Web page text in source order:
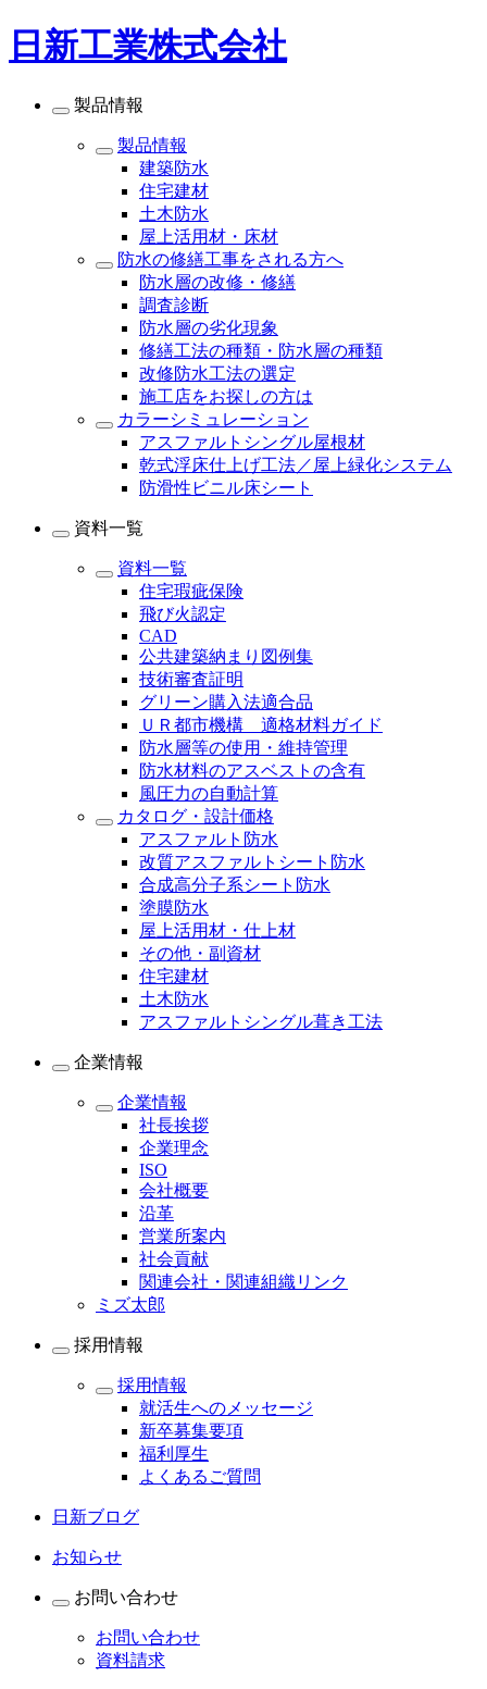
日新工業株式会社
製品情報
製品情報
建築防水
住宅建材
土木防水
屋上活用材・床材
防水の修繕工事をされる方へ
防水層の改修・修繕
調査診断
防水層の劣化現象
修繕工法の種類・防水層の種類
改修防水工法の選定
施工店をお探しの方は
カラーシミュレーション
アスファルトシングル屋根材
乾式浮床仕上げ工法／屋上緑化システム
防滑性ビニル床シート
資料一覧
資料一覧
住宅瑕疵保険
飛び火認定
CAD
公共建築納まり図例集
技術審査証明
グリーン購入法適合品
ＵＲ都市機構 適格材料ガイド
防水層等の使用・維持管理
防水材料のアスベストの含有
風圧力の自動計算
カタログ・設計価格
アスファルト防水
改質アスファルトシート防水
合成高分子系シート防水
塗膜防水
屋上活用材・仕上材
その他・副資材
住宅建材
土木防水
アスファルトシングル葺き工法
企業情報
企業情報
社長挨拶
企業理念
ISO
会社概要
沿革
営業所案内
社会貢献
関連会社・関連組織リンク
ミズ太郎
採用情報
採用情報
就活生へのメッセージ
新卒募集要項
福利厚生
よくあるご質問
日新ブログ
お知らせ
お問い合わせ
お問い合わせ
資料請求